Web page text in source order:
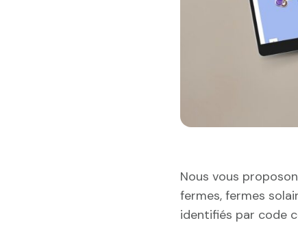
Nous vous
fermes, fermes
identifiés par code